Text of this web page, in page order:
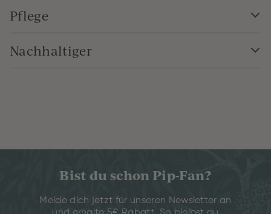
Pflege
Nachhaltiger
Bist du schon Pip-Fan?
Melde dich jetzt für unseren Newsletter an